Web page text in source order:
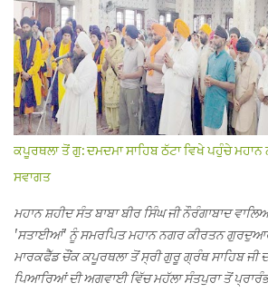
ਕਪੂਰਥਲਾ ਤੋਂ ਗੁ: ਦਮਦਮਾ ਸਾਹਿਬ ਠੱਟਾ ਵਿਖੇ ਪਹੁੰਚੇ ਮਹਾਨ
ਸਵਾਗਤ
ਮਹਾਨ ਸ਼ਹੀਦ ਸੰਤ ਬਾਬਾ ਬੀਰ ਸਿੰਘ ਜੀ ਨੌਰੰਗਾਬਾਦ
'ਸਤਾਈਆਂ' ਨੂੰ ਸਮਰਪਿਤ ਮਹਾਨ ਨਗਰ ਕੀਰਤਨ
ਮਾਰਕਫੈੱਡ ਚੌਂਕ ਕਪੂਰਥਲਾ ਤੋਂ ਸ੍ਰੀ ਗੁਰੂ ਗ੍ਰੰਥ ਸਾਹਿਬ ਜੀ
ਪਿਆਰਿਆਂ ਦੀ ਅਗਵਾਈ ਵਿੱਚ ਮਹੱਲਾ ਸੰਤਪੁਰਾ ਤੋਂ